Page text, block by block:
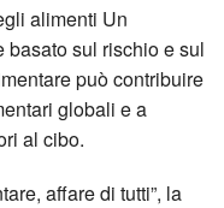
alimenti Un
sul rischio e sul
può contribuire
globali e a
al cibo.
affare di tutti”, la